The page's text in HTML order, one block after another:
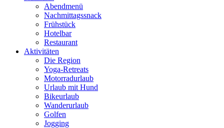
Abendmenü
Nachmittagssnack
Frühstück
Hotelbar
Restaurant
Aktivitäten
Die Region
Yoga-Retreats
Motorradurlaub
Urlaub mit Hund
Bikeurlaub
Wanderurlaub
Golfen
Jogging